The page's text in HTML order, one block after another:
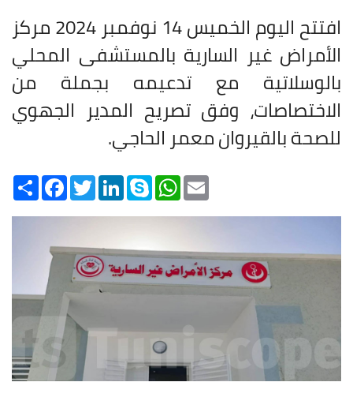
افتتح اليوم الخميس 14 نوفمبر 2024 مركز
الأمراض غير السارية بالمستشفى المحلي
بالوسلاتية مع تدعيمه بجملة من
الاختصاصات، وفق تصريح المدير الجهوي
للصحة بالقيروان معمر الحاجي.
Share
FacebookTwitterLinkedInSkype
WhatsAppEmail